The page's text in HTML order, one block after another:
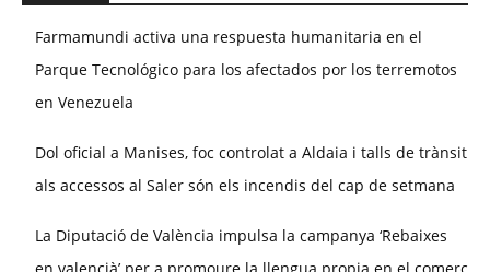
Farmamundi activa una respuesta humanitaria en el
Parque Tecnológico para los afectados por los terremotos
en Venezuela
Dol oficial a Manises, foc controlat a Aldaia i talls de trànsit
als accessos al Saler són els incendis del cap de setmana
La Diputació de València impulsa la campanya ‘Rebaixes